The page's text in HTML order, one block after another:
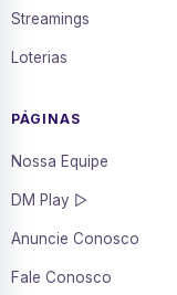
Streamings
Loterias
PÁGINAS
Nossa Equipe
DM Play ▷
Anuncie Conosco
Fale Conosco